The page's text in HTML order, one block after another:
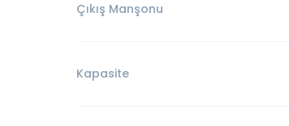
Çıkış Manşonu
Kapasite